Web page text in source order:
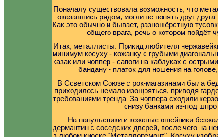
Поначалу существовала возможность, что
оказавшись рядом, могли не понять друг
Как это обычно и бывает, разношёрстную
общего врага, речь о котором пойдёт
Итак, металлисты. Прикид любителя
минимум косуху - кожанку с грубыми
казак или чоппер - сапоги на каблуках с
бандану - платок для ношения на
В Советском Союзе с рок-магазинами была
приходилось немало изощряться, приводя
требованиями тренда. За чоппера сходили
снизу банками из-под
На напульсники и кожаные ошейники
дермантин с соседских дверей, после чего на